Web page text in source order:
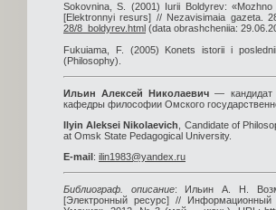
Sokovnina, S. (2001) Iurii Boldyrev:
[Elektronnyi resurs] // Nezavisimaia gazeta.
28/8_boldyrev.html (data obrashcheniia:
Fukuiama, F. (2005) Konets istorii i
(Philosophy).
Ильин Алексей Николаевич— кандидат
кафедры философии Омского
Ilyin Aleksei Nikolaevich
, Candidate of
at Omsk State Pedagogical University.
E-mail : ilin1983@yandex.ru
Библиограф. описание: Ильин А. Н.
[Электронный ресурс] //